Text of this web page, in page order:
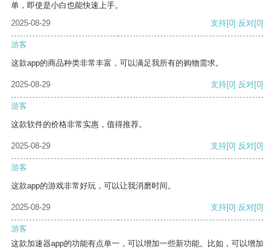
单，即使是小白也能快速上手。
2025-08-29
支持[0] 反对[0]
游客
这款app的商品种类非常丰富，可以满足我所有的购物需求。
2025-08-29 支持[0] 反对[0]
游客
这款软件的价格非常实惠，值得推荐。
2025-08-29 支持[0] 反对[0]
游客
这款app的游戏非常好玩，可以让我消磨时间。
2025-08-29 支持[0] 反对[0]
游客
这款加速器app的功能有点单一，可以增加一些新功能。比如，可以增加